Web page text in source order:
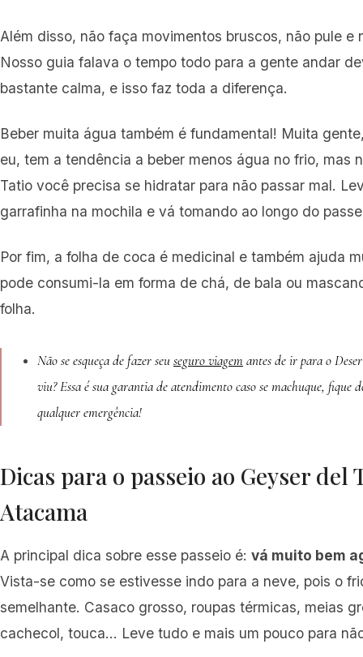
Além disso, não faça movimentos bruscos, não pule e
Nosso guia falava o tempo todo para a gente andar
bastante calma, e isso faz toda a diferença.
Beber muita água também é fundamental! Muita
eu, tem a tendência a beber menos água no frio, mas
Tatio você precisa se hidratar para não passar mal.
garrafinha na mochila e vá tomando ao longo do
Por fim, a folha de coca é medicinal e também ajuda
pode consumi-la em forma de chá, de bala ou
folha.
Não se esqueça de fazer seuseguro viagem antes de ir para o
viu? Essa é sua garantia de atendimento caso se machuque, fique
qualquer emergência!
Dicas para o passeio ao Geyser del
Atacama
A principal dica sobre esse passeio é: vá muito bem
Vista-se como se estivesse indo para a neve, pois o
semelhante. Casaco grosso, roupas térmicas, meias
cachecol, touca… Leve tudo e mais um pouco para